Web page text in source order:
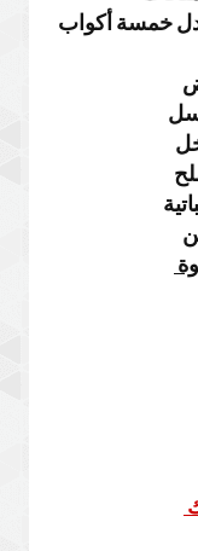
خمسة أكواب